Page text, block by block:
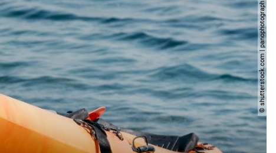
© shutterstock.com | panophotograph